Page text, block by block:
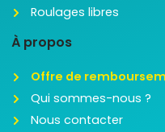
Roulages libres
À propos
Offre de
Qui sommes-nous ?
Nous contacter